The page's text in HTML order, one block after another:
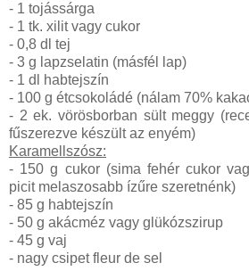
- 1 tojássárga
- 1 tk. xilit vagy cukor
- 0,8 dl tej
- 3 g lapzselatin (másfél lap)
- 1 dl habtejszín
- 100 g étcsokoládé (nálam 70%
- 2 ek. vörösborban sült meggy
fűszerezve készült az enyém)
Karamellszósz:
- 150 g cukor (sima fehér cukor
picit melaszosabb ízűre szeretnénk)
- 85 g habtejszín
- 50 g akácméz vagy glükózszirup
- 45 g vaj
- nagy csipet fleur de sel